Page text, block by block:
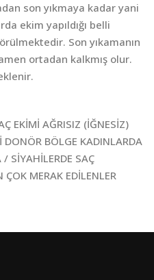
son yıkmaya kadar yani
ekim yapıldığı belli
Son yıkamanın
ortadan kalkmış olur.
EKİMİ AĞRISIZ (İĞNESİZ)
DONÖR BÖLGE KADINLARDA
/ SİYAHİLERDE SAÇ
MERAK EDİLENLER